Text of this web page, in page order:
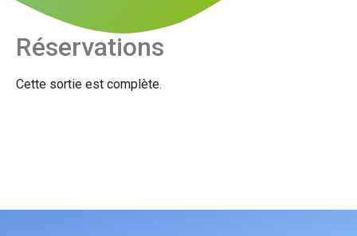
Réservations
Cette sortie est complète.